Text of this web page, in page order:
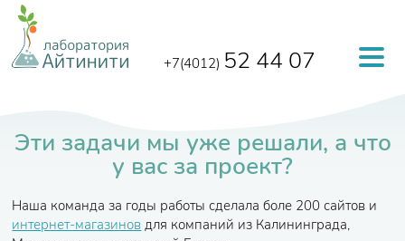
Перейти к основному содержанию
+7(4012) 52 44 07
Эти задачи мы уже решали, а что
у вас за проект?
Наша команда за годы работы сделала боле 200 сайтов и
интернет-магазиновдля компаний из Калининграда,